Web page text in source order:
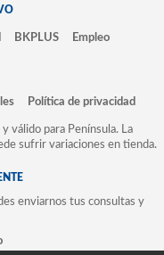
BKPLUS Empleo
Política de privacidad
válido para Península. La
sufrir variaciones en tienda.
enviarnos tus consultas y